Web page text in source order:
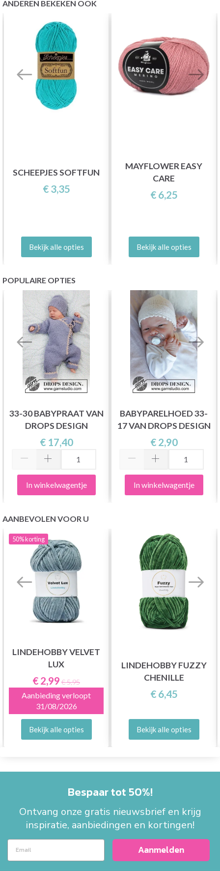
ANDEREN BEKEKEN OOK
SCHEEPJES SOFTFUN
€ 3,35
Bekijk alle opties
MAYFLOWER EASY
CARE
€ 6,25
Bekijk alle opties
POPULAIRE OPTIES
33-30 BABYPRAAT VAN
DROPS DESIGN
€ 17,40
In winkelwagentje
BABYPARELHOED 33-
17 VAN DROPS DESIGN
€ 2,90
In winkelwagentje
AANBEVOLEN VOOR U
50%korting
LINDEHOBBY VELVET
LUX
€ 2,99 € 5,95
Aanbieding verloopt
31/08/2026
Bekijk alle opties
LINDEHOBBY FUZZY
CHENILLE
€ 6,45
Bekijk alle opties
Bespaar tot 50%!
Ontvang onze gratis nieuwsbrief en krijg
inspiratie, aanbiedingen en kortingen!
Aanmelden